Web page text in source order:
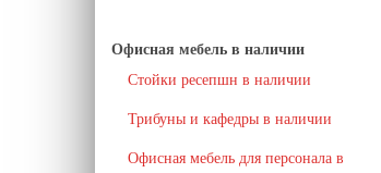
Офисная мебель в наличии
Стойки ресепшн в наличии
Трибуны и кафедры в наличии
Офисная мебель для персонала в